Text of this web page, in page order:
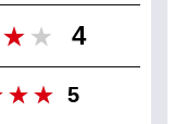
4
5